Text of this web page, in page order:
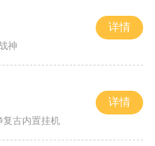
神
详情
复古内置挂机
详情